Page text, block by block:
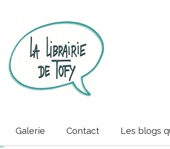
Galerie Contact Les blogs